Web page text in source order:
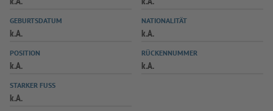
SPIELPLUS
GEBURTSDATUM
k.A.
NATIONALITÄT
k.A.
POSITION
k.A.
RÜCKENNUMMER
k.A.
STARKER FUSS
k.A.